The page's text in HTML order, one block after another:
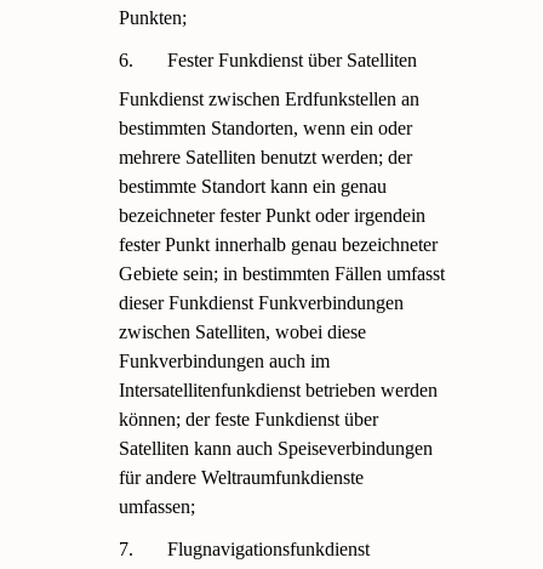
Punkten;
6.
Fester Funkdienst über Satelliten
Funkdienst zwischen Erdfunkstellen an
bestimmten Standorten, wenn ein oder
mehrere Satelliten benutzt werden; der
bestimmte Standort kann ein genau
bezeichneter fester Punkt oder irgendein
fester Punkt innerhalb genau bezeichneter
Gebiete sein; in bestimmten Fällen umfasst
dieser Funkdienst Funkverbindungen
zwischen Satelliten, wobei diese
Funkverbindungen auch im
Intersatellitenfunkdienst betrieben werden
können; der feste Funkdienst über
Satelliten kann auch Speiseverbindungen
für andere Weltraumfunkdienste
umfassen;
7.
Flugnavigationsfunkdienst